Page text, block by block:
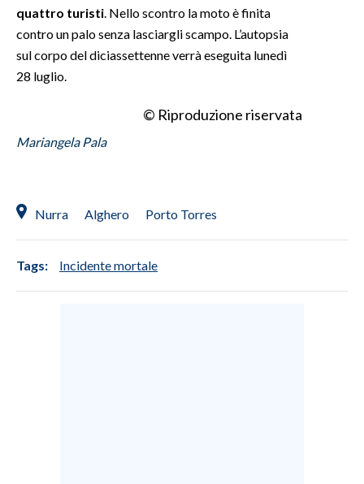
quattro turisti . Nello scontro la moto è finita
contro un palo senza lasciargli scampo. L’autopsia
sul corpo del diciassettenne verrà eseguita lunedì
28 luglio.
© Riproduzione riservata
Mariangela Pala
Nurra Alghero Porto Torres
Tags: Incidente mortale